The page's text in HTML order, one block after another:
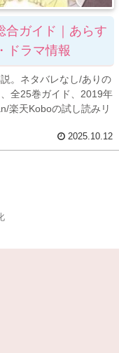
合ガイド｜あらす
ドラマ情報
。ネタバレなし/ありの
全25巻ガイド、2019年
楽天Koboの試し読みリ
2025.10.12